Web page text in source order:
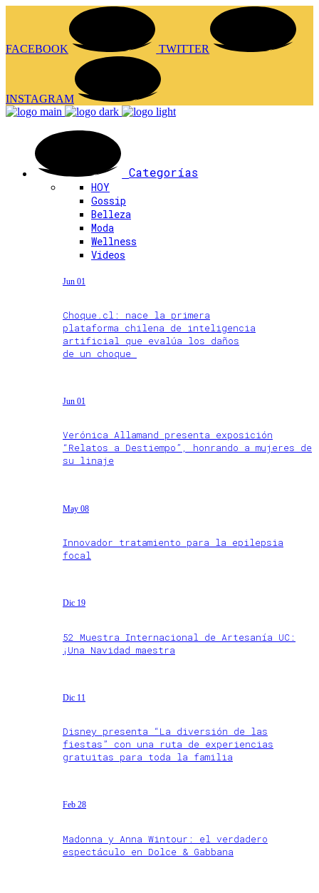
FACEBOOK TWITTER
INSTAGRAM
Categorías
HOY
Gossip
Belleza
Moda
Wellness
Videos
Jun 01
Choque.cl: nace la primera
plataforma chilena de inteligencia
artificial que evalúa los daños
de un choque
Jun 01
Verónica Allamand presenta exposición
“Relatos a Destiempo”, honrando a mujeres de
su linaje
May 08
Innovador tratamiento para la epilepsia
focal
Dic 19
52 Muestra Internacional de Artesanía UC:
¡Una Navidad maestra
Dic 11
Disney presenta “La diversión de las
fiestas” con una ruta de experiencias
gratuitas para toda la familia
Feb 28
Madonna y Anna Wintour: el verdadero
espectáculo en Dolce & Gabbana